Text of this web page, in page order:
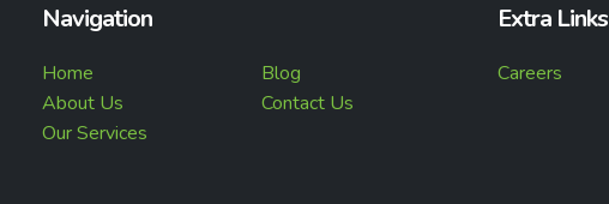
Navigation
Home
About Us
Our Services
Blog
Contact Us
Extra Links
Careers